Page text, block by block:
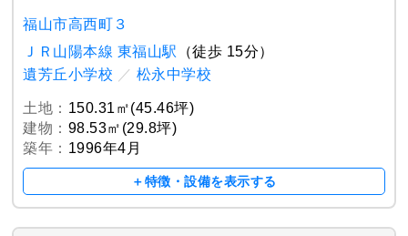
福山市高西町３
ＪＲ山陽本線 東福山駅
（徒歩 15分）
遺芳丘小学校 ／ 松永中学校
土地： 150.31㎡(45.46坪)
建物： 98.53㎡(29.8坪)
築年： 1996年4月
＋特徴・設備を表示する